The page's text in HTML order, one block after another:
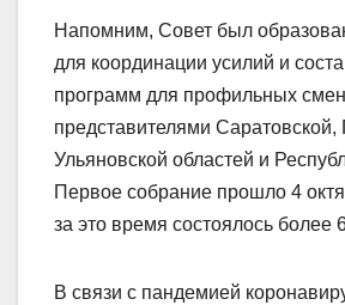
Напомним, Совет был
для координации усилий и
программ для профильных смен
представителями Саратовской,
Ульяновской областей и
Первое собрание прошло 4
за это время состоялось более
В связи с пандемией